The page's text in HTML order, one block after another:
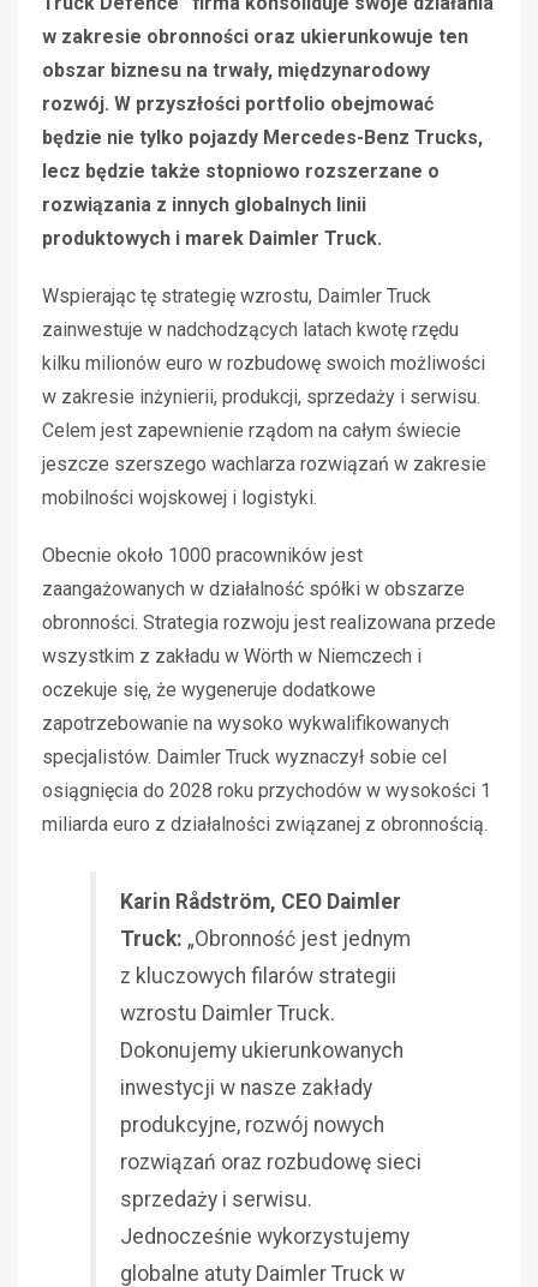
w zakresie obronności oraz ukierunkowuje ten
obszar biznesu na trwały, międzynarodowy
rozwój. W przyszłości portfolio obejmować
będzie nie tylko pojazdy Mercedes-Benz Trucks,
lecz będzie także stopniowo rozszerzane o
rozwiązania z innych globalnych linii
produktowych i marek Daimler Truck.
Wspierając tę strategię wzrostu, Daimler Truck
zainwestuje w nadchodzących latach kwotę rzędu
kilku milionów euro w rozbudowę swoich możliwości
w zakresie inżynierii, produkcji, sprzedaży i serwisu.
Celem jest zapewnienie rządom na całym świecie
jeszcze szerszego wachlarza rozwiązań w zakresie
mobilności wojskowej i logistyki.
Obecnie około 1000 pracowników jest
zaangażowanych w działalność spółki w obszarze
obronności. Strategia rozwoju jest realizowana przede
wszystkim z zakładu w Wörth w Niemczech i
oczekuje się, że wygeneruje dodatkowe
zapotrzebowanie na wysoko wykwalifikowanych
specjalistów. Daimler Truck wyznaczył sobie cel
osiągnięcia do 2028 roku przychodów w wysokości 1
miliarda euro z działalności związanej z obronnością.
Karin Rådström, CEO Daimler
Truck: „Obronność jest jednym
z kluczowych filarów strategii
wzrostu Daimler Truck.
Dokonujemy ukierunkowanych
inwestycji w nasze zakłady
produkcyjne, rozwój nowych
rozwiązań oraz rozbudowę sieci
sprzedaży i serwisu.
Jednocześnie wykorzystujemy
globalne atuty Daimler Truck w